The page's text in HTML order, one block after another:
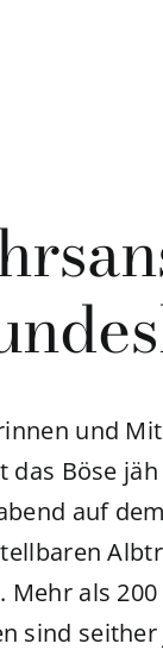
und
das Böse
auf
Mehr als
sind